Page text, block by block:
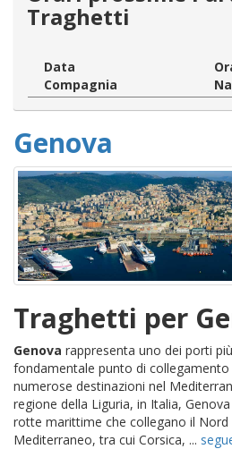
Traghetti
Data
Compagnia
Genova
Traghetti per
Genova rappresenta uno dei porti
fondamentale punto di
numerose destinazioni nel
regione della Liguria, in Italia,
rotte marittime che collegano il Nord
Mediterraneo, tra cui Corsica, ...